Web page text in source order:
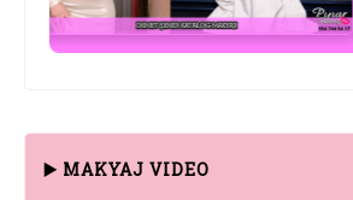
▶️ MAKYAJ VIDEO